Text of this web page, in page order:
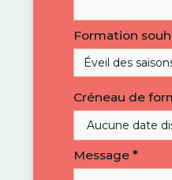
Formation
Créneau de
Message *